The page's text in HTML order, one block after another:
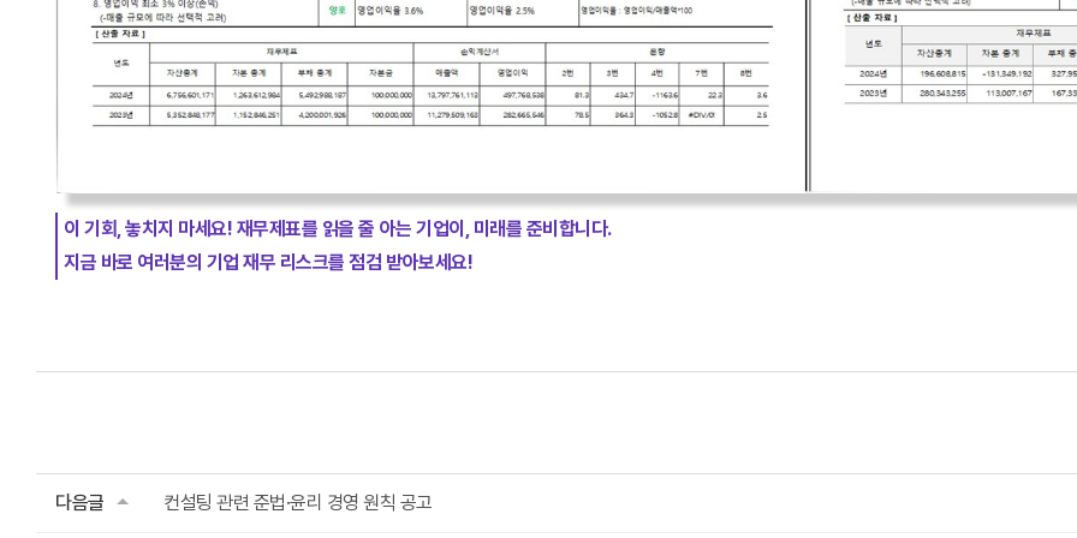
이 기회, 놓치지 마세요! 재무제표를 읽을 줄 아는 기업이, 미래를 준비합니다.
지금 바로 여러분의 기업 재무 리스크를 점검 받아보세요!
다음글 컨설팅 관련 준법·윤리 경영 원칙 공고